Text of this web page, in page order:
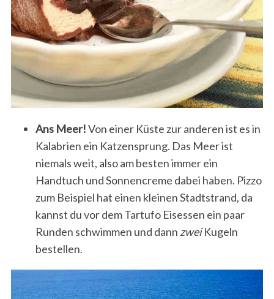
Ans Meer!Von einer Küste zur anderen ist es in
Kalabrien ein Katzensprung. Das Meer ist
niemals weit, also am besten immer ein
Handtuch und Sonnencreme dabei haben. Pizzo
zum Beispiel hat einen kleinen Stadtstrand, da
kannst du vor dem Tartufo Eisessen ein paar
Runden schwimmen und dann zweiKugeln
bestellen.